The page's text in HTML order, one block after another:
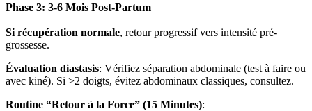
Phase 3: 3-6 Mois Post-Partum
Si récupération normale, retour progressif vers intensité pré-
grossesse.
Évaluation diastasis: Vérifiez séparation abdominale (test à faire ou
avec kiné). Si >2 doigts, évitez abdominaux classiques, consultez.
Routine “Retour à la Force” (15 Minutes):